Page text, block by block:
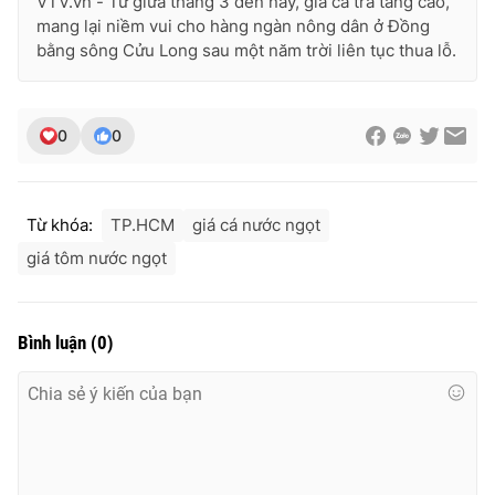
Photo Infographic
VTV Sức khoẻ Bất động sản
VTV4
mang lại niềm vui cho hàng ngàn nông dân ở Đồng
bằng sông Cửu Long sau một năm trời liên tục thua lỗ.
0 0
Từ khóa: TP.HCM
giá cá nước ngọt
giá tôm nước ngọt
Bình luận (0)